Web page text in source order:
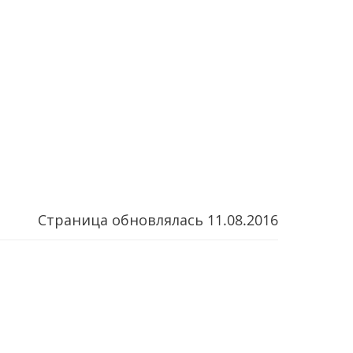
Страница обновлялась 11.08.2016